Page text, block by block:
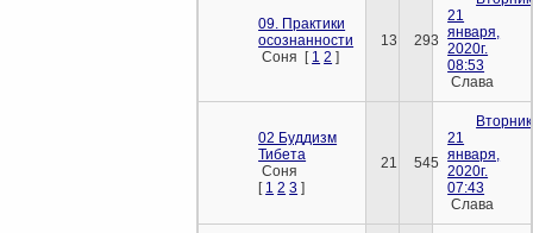
09. Практики
осознанности
Соня [ 1 2 ]
13 293
21
января,
2020г.
08:53
Слава
02 Буддизм
Тибета
Соня
[ 1 2 3 ]
21 545
21
января,
2020г.
07:43
Слава